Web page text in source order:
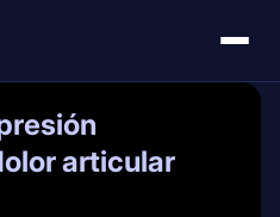
articular